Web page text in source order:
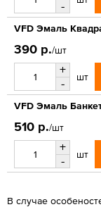
-
VFD Эмаль
390 р./шт
+
-
шт
VFD Эмаль
510 р./шт
+
-
шт
В случае